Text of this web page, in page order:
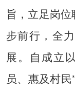
旨，立足岗
步前行，全
展。自成立
员、惠及村民